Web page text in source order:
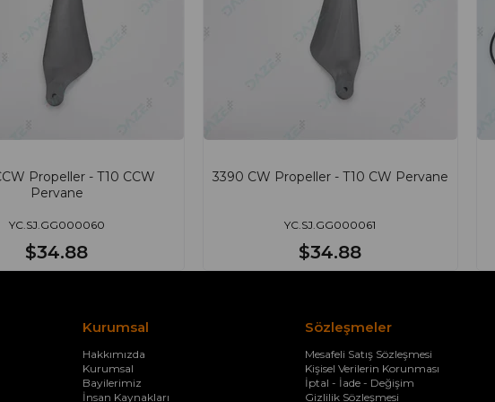
Propeller - T10 CCW
Pervane
YC.SJ.GG000060
$34.88
3390 CW Propeller - T10 CW Pervane
YC.SJ.GG000061
$34.88
Kurumsal
Hakkımızda
Kurumsal
Bayilerimiz
İnsan Kaynakları
Sözleşmeler
Mesafeli Satış Sözleşmesi
Kişisel Verilerin Korunması
İptal - İade - Değişim
Gizlilik Sözleşmesi